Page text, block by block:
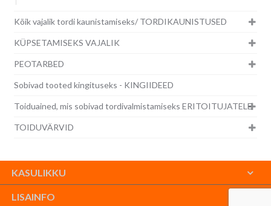
Kõik vajalik tordi kaunistamiseks/ TORDIKAUNISTUSED
KÜPSETAMISEKS VAJALIK
PEOTARBED
Sobivad tooted kingituseks - KINGIIDEED
Toiduained, mis sobivad tordivalmistamiseks ERITOITUJATELE
TOIDUVÄRVID
KASULIKKU
LISAINFO